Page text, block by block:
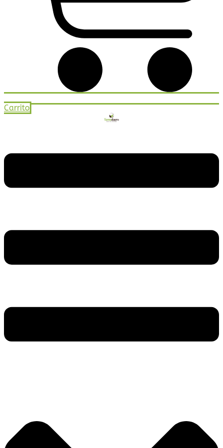
Carrito